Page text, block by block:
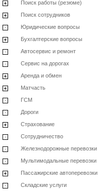
Поиск работы (резюме)
Поиск сотрудников
Юридические вопросы
Бухгалтерские вопросы
Автосервис и ремонт
Сервис на дорогах
Аренда и обмен
Матчасть
ГСМ
Дороги
Страхование
Сотрудничество
Железнодорожные перевозки
Мультимодальные перевозки
Пассажирские автоперевозки
Складские услуги